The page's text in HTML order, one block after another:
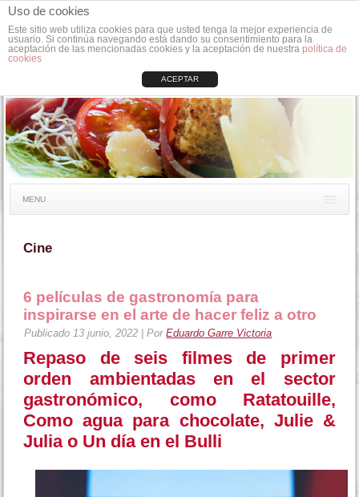
Uso de cookies
Este sitio web utiliza cookies para que usted tenga la mejor experiencia de
usuario. Si continúa navegando está dando su consentimiento para la
aceptación de las mencionadas cookies y la aceptación de nuestra política de
cookies
ACEPTAR
MENU
Cine
6 películas de gastronomía para
inspirarse en el arte de hacer feliz a otro
Publicado 13 junio, 2022 |Por Eduardo Garre Victoria
Repaso de seis filmes de primer
orden ambientadas en el sector
gastronómico, como Ratatouille,
Como agua para chocolate, Julie &
Julia o Un día en el Bulli